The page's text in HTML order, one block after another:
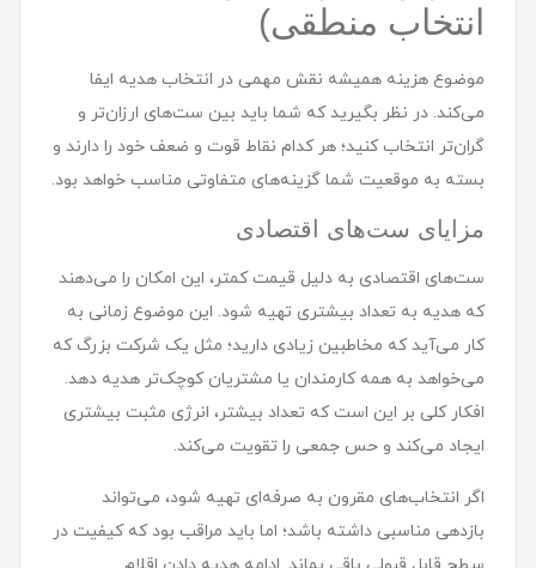
انتخاب منطقی)
موضوع هزینه همیشه نقش مهمی در انتخاب هدیه ایفا
می‌کند. در نظر بگیرید که شما باید بین ست‌های ارزان‌تر و
گران‌تر انتخاب کنید؛ هر کدام نقاط قوت و ضعف خود را دارند و
بسته به موقعیت شما گزینه‌های متفاوتی مناسب خواهد بود.
مزایای ست‌های اقتصادی
ست‌های اقتصادی به دلیل قیمت کمتر، این امکان را می‌دهند
که هدیه به تعداد بیشتری تهیه شود. این موضوع زمانی به
کار می‌آید که مخاطبین زیادی دارید؛ مثل یک شرکت بزرگ که
می‌خواهد به همه کارمندان یا مشتریان کوچک‌تر هدیه دهد.
افکار کلی بر این است که تعداد بیشتر، انرژی مثبت بیشتری
ایجاد می‌کند و حس جمعی را تقویت می‌کند.
اگر انتخاب‌های مقرون به صرفه‌ای تهیه شود، می‌تواند
بازدهی مناسبی داشته باشد؛ اما باید مراقب بود که کیفیت در